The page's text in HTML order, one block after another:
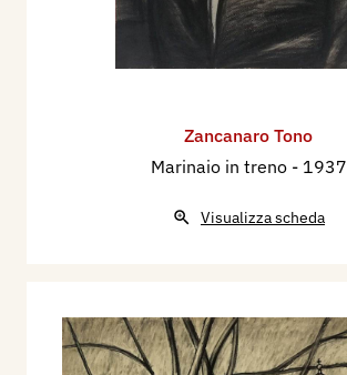
Zancanaro Tono
Marinaio in treno - 1937
Visualizza scheda